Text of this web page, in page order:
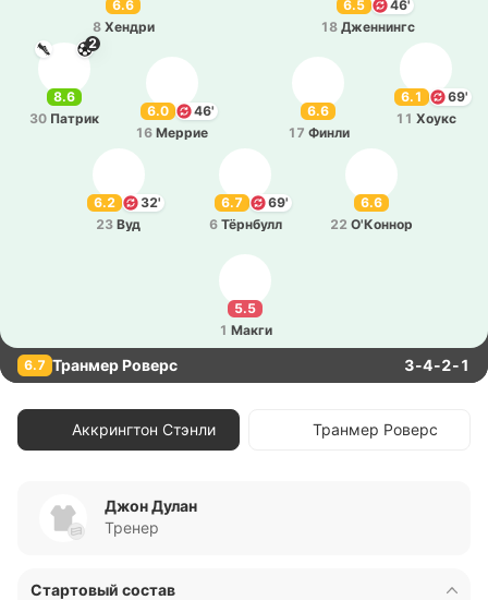
5.5
1 Макги
6.7
69'
6 Тё­рнбулл
6.2
32'
23 Вуд
6.6
22 О'Ко­ннор
8.6
2
30 Патрик
6.6
8 Хендри
6.5
46'
18 Дже­ннингс
6.6
17 Финли
6.0
46'
16 Меррие
6.1
69'
11 Хоукс
6.7 Транмер Роверс 3-4-2-1
Аккрингтон Стэнли Транмер Роверс
Джон Дулан
Тренер
Стартовый состав